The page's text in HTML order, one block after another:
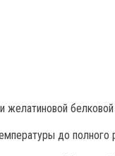
до полного